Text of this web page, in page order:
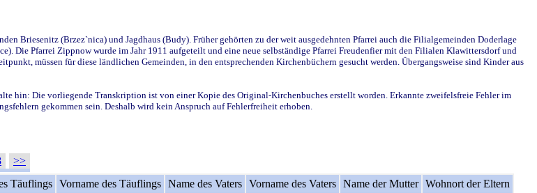
Briesenitz (Brzez`nica) und Jagdhaus (Budy). Früher gehörten zu der weit ausgedehnten Pfarrei auch die Filialgemeinden Doderlage
Die Pfarrei Zippnow wurde im Jahr 1911 aufgeteilt und eine neue selbständige Pfarrei Freudenfier mit den Filialen Klawittersdorf und
müssen für diese ländlichen Gemeinden, in den entsprechenden Kirchenbüchern gesucht werden. Übergangsweise sind Kinder aus
hin: Die vorliegende Transkription ist von einer Kopie des Original-Kirchenbuches erstellt worden. Erkannte zweifelsfreie Fehler im
gekommen sein. Deshalb wird kein Anspruch auf Fehlerfreiheit erhoben.
>>
Täuflings Vorname des Täuflings Name des Vaters Vorname des Vaters Name der Mutter Wohnort der Eltern